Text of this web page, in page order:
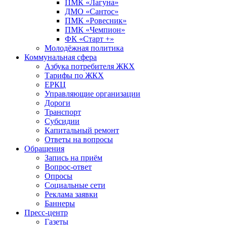
ПМК «Лагуна»
ДМО «Сантос»
ПМК «Ровесник»
ПМК «Чемпион»
ФК «Старт +»
Молодёжная политика
Коммунальная сфера
Азбука потребителя ЖКХ
Тарифы по ЖКХ
ЕРКЦ
Управляющие организации
Дороги
Транспорт
Субсидии
Капитальный ремонт
Ответы на вопросы
Обращения
Запись на приём
Вопрос-ответ
Опросы
Социальные сети
Реклама заявки
Баннеры
Пресс-центр
Газеты